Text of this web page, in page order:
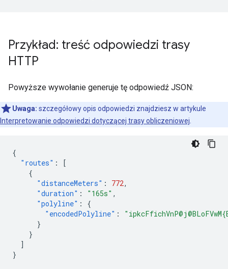
Przykład: treść odpowiedzi trasy
HTTP
Powyższe wywołanie generuje tę odpowiedź JSON:
Uwaga: szczegółowy opis odpowiedzi znajdziesz w artykule
Interpretowanie odpowiedzi dotyczącej trasy obliczeniowej
{
"routes" :
[
{
"distanceMeters" : 772,
"duration" : "165s" ,
"polyline" :
{
"encodedPolyline" :
}
}
]
}